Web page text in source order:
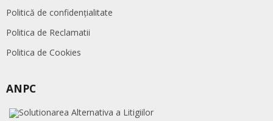
Politică de confidențialitate
Politica de Reclamatii
Politica de Cookies
ANPC